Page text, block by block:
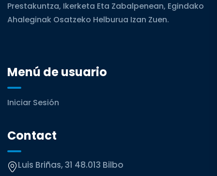
Prestakuntza, Ikerketa Eta Zabalpenean, Egindako
Ahaleginak Osatzeko Helburua Izan Zuen.
Menú de usuario
Iniciar Sesión
Contact
Luis Briñas, 31 48.013 Bilbo